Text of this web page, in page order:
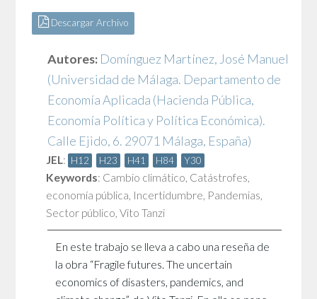
Descargar Archivo
Autores: Domínguez Martínez, José Manuel
(Universidad de Málaga. Departamento de
Economía Aplicada (Hacienda Pública,
Economía Política y Política Económica).
Calle Ejido, 6. 29071 Málaga, España)
JEL: H12 H23 H41 H84 Y30
Keywords: Cambio climático, Catástrofes,
economía pública, Incertidumbre, Pandemias,
Sector público, Vito Tanzi
En este trabajo se lleva a cabo una reseña de
la obra “Fragile futures. The uncertain
economics of disasters, pandemics, and